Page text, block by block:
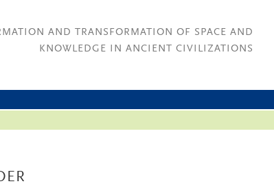
AND TRANSFORMATION OF SPACE AND
KNOWLEDGE IN ANCIENT CIVILIZATIONS